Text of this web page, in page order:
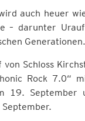
auch heuer
– darunter
Generationen.
Schloss
Rock 7.0“
19. September